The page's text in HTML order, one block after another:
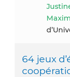
64 jeux